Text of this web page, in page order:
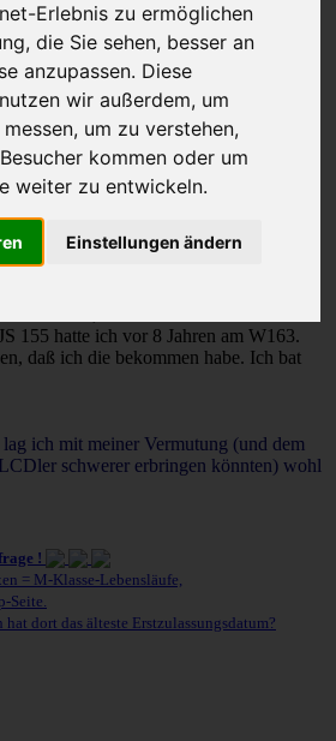
Erlebnis zu ermöglichen
die Sie sehen, besser an
anzupassen. Diese
wir außerdem, um
um zu verstehen,
kommen oder um
weiter zu entwickeln.
Einstellungen ändern
... u. 2.-Wagen
2022, 22:58
Rätsel auf, die selbe
155 hatte ich vor 8 Jahren am W163.
daß ich die bekommen habe. Ich bat
ich mit meiner Vermutung (und dem
schwerer erbringen könnten) wohl
!
= M-Klasse-Lebensläufe,
Seite.
dort das älteste Erstzulassungsdatum?